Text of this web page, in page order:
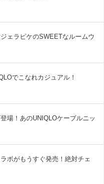
ェラピケのSWEETなルームウ
でこなれカジュアル！
場！あのUNIQLOケーブルニッ
ボがもうすぐ発売！絶対チェ